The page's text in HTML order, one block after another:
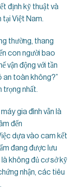
định kỹ thuật và
tại Việt Nam.
thường, thang
con người bao
vận động với tần
an toàn không?”
trọng nhất.
gia đình vẫn là
đến
dựa vào cam kết
đang được lưu
là không đủ cơ sở kỹ
nhận, các tiêu